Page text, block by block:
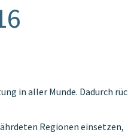
in aller Munde. Dadurch
Regionen einsetzen,